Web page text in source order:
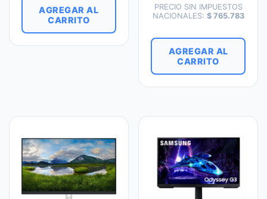
AGREGAR AL
CARRITO
PRECIO SIN IMPUESTOS
NACIONALES: $765.783
AGREGAR AL
CARRITO